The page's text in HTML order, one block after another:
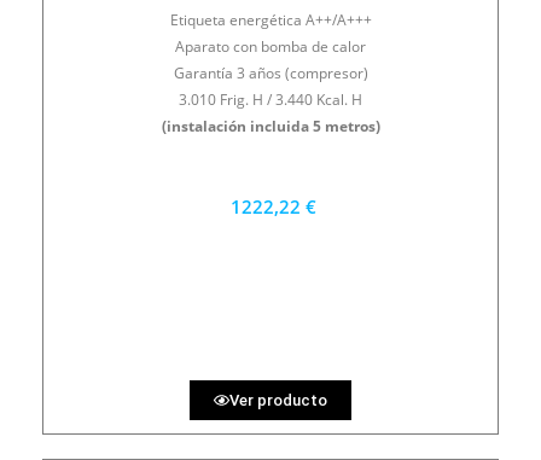
Etiqueta energética A++/A+++
Aparato con bomba de calor
Garantía 3 años (compresor)
3.010 Frig. H / 3.440 Kcal. H
(instalación incluida 5 metros)
1222,22 €
Ver producto